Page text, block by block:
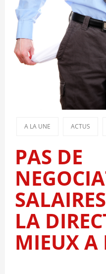
A LA UNE ACTUS
PAS DE
LA
MIEUX A